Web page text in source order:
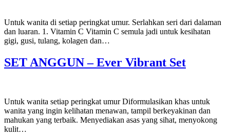
Untuk wanita di setiap peringkat umur. Serlahkan seri dari dalaman
dan luaran. 1. Vitamin C Vitamin C semula jadi untuk kesihatan
gigi, gusi, tulang, kolagen dan…
SET ANGGUN – Ever Vibrant Set
Untuk wanita setiap peringkat umur Diformulasikan khas untuk
wanita yang ingin kelihatan menawan, tampil berkeyakinan dan
mahukan yang terbaik. Menyediakan asas yang sihat, menyokong
kulit…